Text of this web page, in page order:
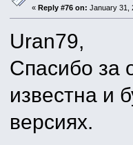
« Reply #76 on: January 31,
Uran79,
Спасибо за
известна и
версиях.